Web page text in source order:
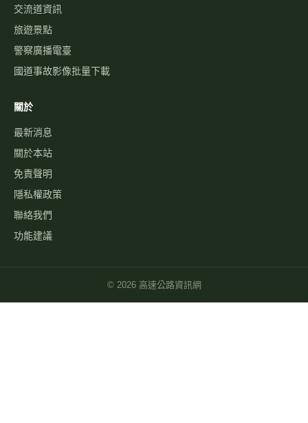
交流道資訊
旅遊景點
警察廣播電臺
國道事故影像批量下載
關於
最新消息
關於本站
免責聲明
隱私權政策
聯絡我們
功能建議
© 2026高速公路資訊網